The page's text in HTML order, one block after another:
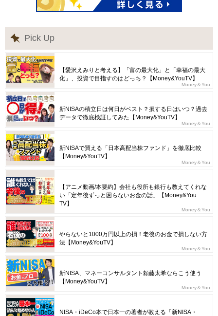
Pick Up
【愛沢えみりと考える】「富の最大化」と「幸福の最大
化」、投資で目指すのはどっち？【Money&YouTV】
Money＆You
新NISAの積立日は何日がベスト？損する日はいつ？過去
データで徹底検証してみた【Money&YouTV】
Money＆You
新NISAで買える「日本高配当株ファンド」を徹底比較
【Money&YouTV】
Money＆You
【アニメ動画/本要約】会社も役所も銀行も教えてくれな
い「定年後ずっと困らないお金の話」【Money&You
TV】
Money＆You
やらないと1000万円以上の損！老後のお金で損しない方
法【Money&YouTV】
Money＆You
新NISA、マネーコンサルタント頼藤太希ならこう使う
【Money&YouTV】
Money＆You
NISA・iDeCo本で日本一の著者が教える「新NISA・